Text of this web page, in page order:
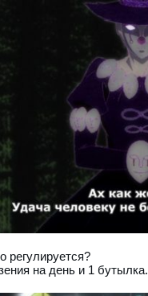
регулируется?
на день и 1 бутылка.